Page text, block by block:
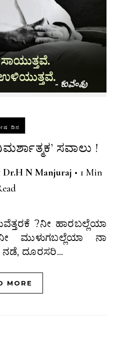
ದಿನ
ಸವಾಲು !
Dr.H N Manjuraj • 1 Min
ಮುಳುಗಬಲ್ಲೆಯಾ ನಾ
ನಡೆ, ದೂರಸರಿ…
MORE